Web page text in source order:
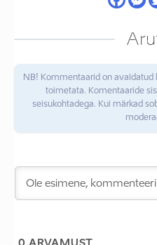
NB! Kommentaarid on
toimetata. Komentaaride
seisukohtadega. Kui märkad